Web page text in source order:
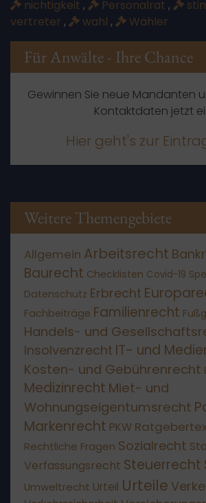
nichtigkeit , Personalrat ,
vertreter , wahl , Wähler
Für Anwälte - Ihre Chance
Gewinnen Sie neue Mandanten
Kontaktdaten jetzt
Hier geht's zur
Weitere Themengebiete
Allgemein Arbeitsrecht
Baurecht Checklisten Covid-19
Datenschutz Erbrecht
Fachbeiträge Familienrecht
Handels- und
Insolvenzrecht IT- und
Kosten- und Gebührenrecht
Medizinrecht Miet- und
Wohnungseigentumsrecht
Markenrecht PKW
Rechtliche Fragen Sozialrecht
Verfassungsrecht Steuerrecht
Umweltrecht Urteil Urteile